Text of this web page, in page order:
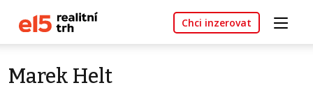
Chci inzerovat
Marek Helt